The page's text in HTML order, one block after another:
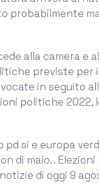
probabilmente
alla camera e
previste per
in seguito
politiche 2022,
pd si e europa
di maio. .
di oggi 9